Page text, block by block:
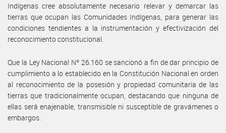
Indígenas cree absolutamente necesario relevar y demarcar las
tierras que ocupan las Comunidades Indígenas, para generar las
condiciones tendientes a la instrumentación y efectivización del
reconocimiento constitucional.
Que la Ley Nacional Nº 26.160 se sancionó a fin de dar principio de
cumplimiento a lo establecido en la Constitución Nacional en orden
al reconocimiento de la posesión y propiedad comunitaria de las
tierras que tradicionalmente ocupan, destacando que ninguna de
ellas será enajenable, transmisible ni susceptible de gravámenes o
embargos.